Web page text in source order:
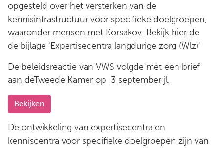
opgesteld over het versterken van de
kennisinfrastructuur voor specifieke doelgroepen,
waaronder mensen met Korsakov. Bekijk hier de
de bijlage 'Expertisecentra langdurige zorg (Wlz)'
De beleidsreactie van VWS volgde met een brief
aan deTweede Kamer op 3 september jl.
Bekijken
De ontwikkeling van expertisecentra en
kenniscentra voor specifieke doelgroepen zijn van